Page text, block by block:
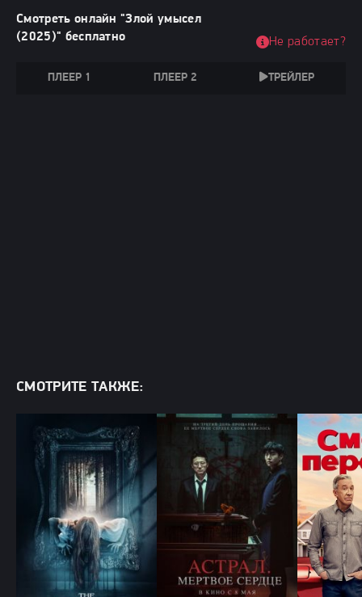
Смотреть онлайн "Злой умысел
(2025)" бесплатно
ПЛЕЕР 1 ПЛЕЕР 2 ТРЕЙЛЕР
Не работает?
СМОТРИТЕ ТАКЖЕ: